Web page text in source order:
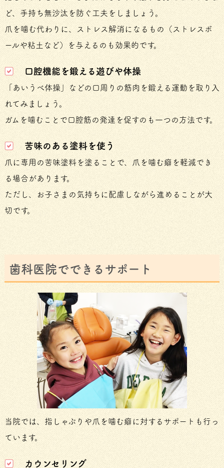
ど、手持ち無沙汰を防ぐ工夫をしましょう。
爪を噛む代わりに、ストレス解消になるもの（ストレスボ
ールや粘土など）を与えるのも効果的です。
口腔機能を鍛える遊びや体操
「あいうべ体操」などの口周りの筋肉を鍛える運動を取り入
れてみましょう。
ガムを噛むことで口腔筋の発達を促すのも一つの方法です。
苦味のある塗料を使う
爪に専用の苦味塗料を塗ることで、爪を噛む癖を軽減でき
る場合があります。
ただし、お子さまの気持ちに配慮しながら進めることが大
切です。
歯科医院でできるサポート
当院では、指しゃぶりや爪を噛む癖に対するサポートも行っ
ています。
カウンセリング